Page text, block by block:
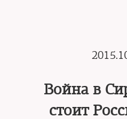
Война в
стоит